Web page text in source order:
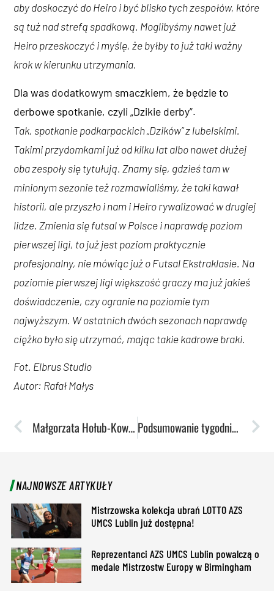
aby doskoczyć do Heiro i być blisko tych zespołów, które
są tuż nad strefą spadkową. Moglibyśmy nawet już
Heiro przeskoczyć i myślę, że byłby to już taki ważny
krok w kierunku utrzymania.
Dla was dodatkowym smaczkiem, że będzie to
derbowe spotkanie, czyli „Dzikie derby”.
Tak, spotkanie podkarpackich „Dzików” z lubelskimi.
Takimi przydomkami już od kilku lat albo nawet dłużej
oba zespoły się tytułują. Znamy się, gdzieś tam w
minionym sezonie też rozmawialiśmy, że taki kawał
historii, ale przyszło i nam i Heiro rywalizować w drugiej
lidze. Zmienia się futsal w Polsce i naprawdę poziom
pierwszej ligi, to już jest poziom praktycznie
profesjonalny, nie mówiąc już o Futsal Ekstraklasie. Na
poziomie pierwszej ligi większość graczy ma już jakieś
doświadczenie, czy ogranie na poziomie tym
najwyższym. W ostatnich dwóch sezonach naprawdę
ciężko było się utrzymać, mając takie kadrowe braki.
Fot. Elbrus Studio
Autor: Rafał Małys
Małgorzata Hołub-Kowalik: Jak otworzyłam wór z medalami na zakończenie kariery, to sama byłam w szoku, ile tego się nazbierało Podsumowanie tygodnia: Trudny weekend dla akademików
NAJNOWSZE ARTYKUŁY
Mistrzowska kolekcja ubrań LOTTO AZS
UMCS Lublin już dostępna!
Reprezentanci AZS UMCS Lublin powalczą o
medale Mistrzostw Europy w Birmingham